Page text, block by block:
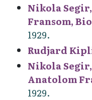
Nikola
Fransom,
1929.
Rudjard
Nikola
Anatolom
1929.